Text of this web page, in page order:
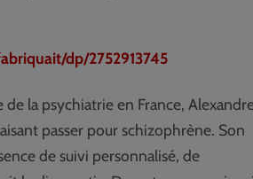
dp/2752913745
la psychiatrie en France,
passer pour schizophrène. Son
de suivi personnalisé, de